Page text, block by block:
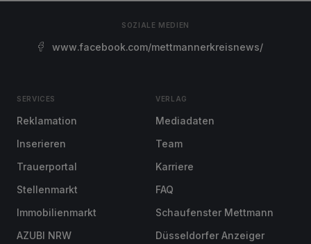
SOZIALE MEDIEN
www.facebook.com/mettmannerkreisnews/
SERVICES
Reklamation
Inserieren
Trauerportal
Stellenmarkt
Immobilienmarkt
AZUBI NRW
VERLAG
Mediadaten
Team
Karriere
FAQ
Schaufenster Mettmann
Düsseldorfer Anzeiger